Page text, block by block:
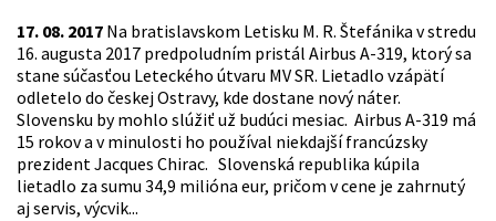
17. 08. 2017 Na bratislavskom Letisku M. R. Štefánika v stredu
16. augusta 2017 predpoludním pristál Airbus A-319, ktorý sa
stane súčasťou Leteckého útvaru MV SR. Lietadlo vzápätí
odletelo do českej Ostravy, kde dostane nový náter.
Slovensku by mohlo slúžiť už budúci mesiac. Airbus A-319 má
15 rokov a v minulosti ho používal niekdajší francúzsky
prezident Jacques Chirac. Slovenská republika kúpila
lietadlo za sumu 34,9 milióna eur, pričom v cene je zahrnutý
aj servis, výcvik...